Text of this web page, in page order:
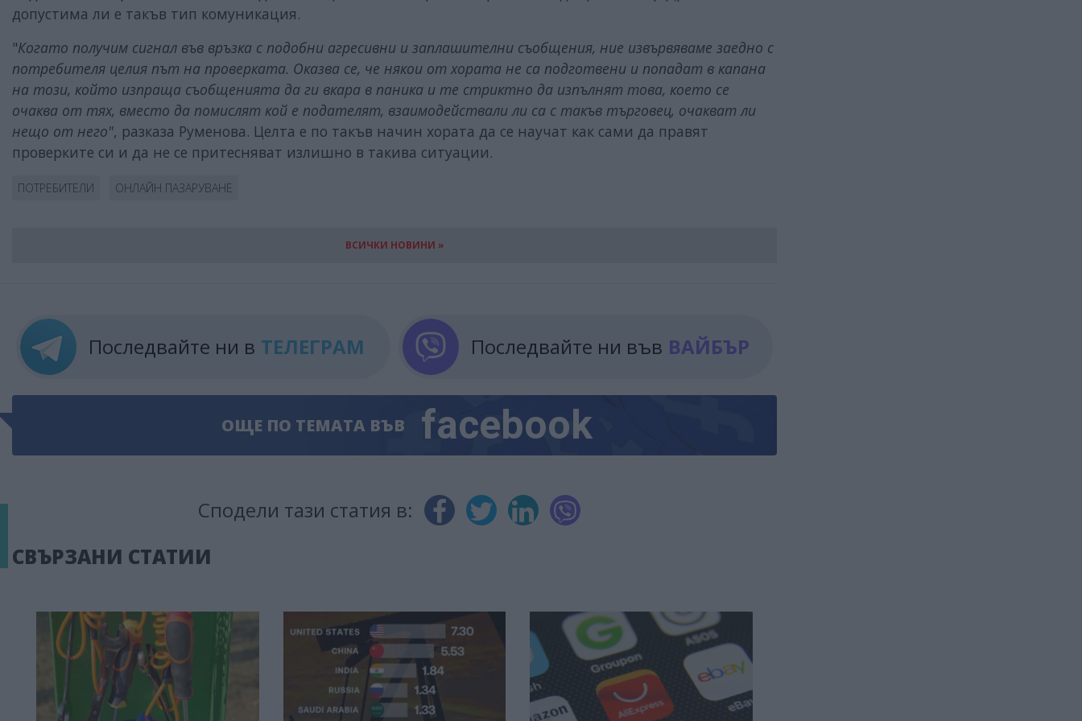
допустима ли е такъв тип комуникация.
"Когато получим сигнал във връзка с подобни агресивни и заплашителни съобщения, ние извървяваме заедно с
потребителя целия път на проверката. Оказва се, че някои от хората не са подготвени и попадат в капана
на този, който изпраща съобщенията да ги вкара в паника и те стриктно да изпълнят това, което се
очаква от тях, вместо да помислят кой е подателят, взаимодействали ли са с такъв търговец, очакват ли
нещо от него", разказа Руменова. Целта е по такъв начин хората да се научат как сами да правят
проверките си и да не се притесняват излишно в такива ситуации.
ПОТРЕБИТЕЛИ ОНЛАЙН ПАЗАРУВАНЕ
ВСИЧКИ НОВИНИ »
Последвайте ни в ТЕЛЕГРАМ Последвайте ни във ВАЙБЪР
ОЩЕ ПО ТЕМАТА ВЪВ facebook
Сподели тази статия в:
СВЪРЗАНИ СТАТИИ